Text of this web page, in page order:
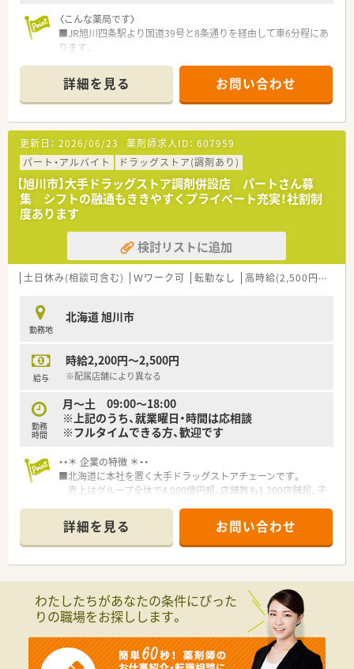
〈こんな薬局です〉
■JR旭川四条駅より国道39号と8条通りを経由して車6分程にあ
ります。
広々としています。
■処方せん内容は、内科・消化器内科・内分泌内科・糖尿病代謝内
科・循環器内科・外科・大腸外科・肛門外科・脳神経外科・泌尿器科・
小児科・リハビリテーション科・歯科口腔外科を有する病院から
処方せんをメインに応需しており、様々な内容に対応
■第１類や要指導医薬品の販売は調剤室にて行っていますので、
OTC薬の知識を習得し、業務の幅を広げていくこともできます。
・・＊ 企業の特徴 ＊・・
■北海道に本社を置く大手ドラッグストアチェーンです。
売上はグループ全体で4,000億円超、店舗数も1,200店舗超、子
会社含むグループ全体では2,000店舗超の以上東証プライム上場
企業で、福利厚生は業界内でもトップクラスの水準です。
■お客様にとって一番身近なトータルヘルスケアステーション
を目指しています。
■多彩な教育システム！
自宅学習が可能なe-ラーニング講座、本人のキャリアアップの
ための通信教育等、豊富な研修システムがあります。
詳細を見る お問い合わせ
更新日： 2026/06/23 薬剤師求人ID： 607959
パート・アルバイト
ドラッグストア(調剤あり)
【旭川市】大手ドラッグストア調剤併設店 パートさん募
集 シフトの融通もききやすくプライベート充実！社割制
度あります
検討リストに追加
土日休み(相談可含む) Ｗワーク可 転勤なし 高時給(2,500円以上)
勤務地
北海道 旭川市
給与
時給2,200円～2,500円
※配属店舗により異なる
勤務
時間
月～土 09:00～18:00
※上記のうち、就業曜日・時間は応相談
※フルタイムできる方、歓迎です
・・＊ 企業の特徴 ＊・・
■北海道に本社を置く大手ドラッグストアチェーンです。
売上はグループ全体で4,000億円超、店舗数も1,200店舗超、子
企業で、福利厚生は業界内でもトップクラスの水準です。
■お客様にとって一番身近なトータルヘルスケアステーション
を目指しています。
■育児時短制度の利用者は200名以上！社員のプライベートを支
教育体制に関しては「新入社員研修」の他に基礎固めの「薬剤
師新入社員研修」等、様々な研修制度があります。
自宅学習が可能なe-ラーニング講座、本人のキャリアアップの
ための通信教育等、豊富な研修システムがあります。
詳細を見る お問い合わせ
わたしたちがあなたの条件にぴった
りの職場をお探しします。